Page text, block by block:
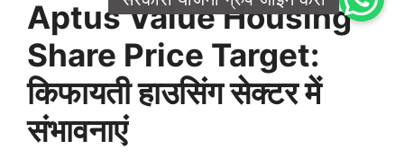
Aptus Value Housing
Share Price Target:
किफायती हाउसिंग सेक्टर में
संभावनाएं